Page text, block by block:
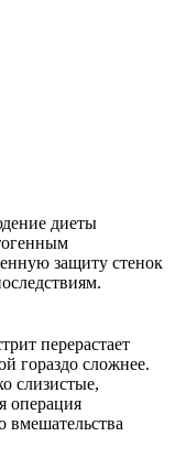
диеты
защиту стенок
перерастает
гораздо сложнее.
слизистые,
операция
вмешательства